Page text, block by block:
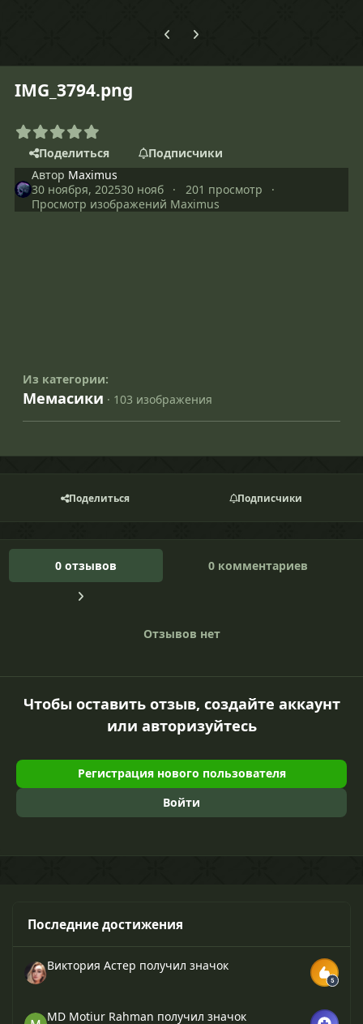
Предыдущий слайд карусели
Следующий слайд карусели
IMG_3794.png
Поделиться
Подписчики
Автор Maximus
30 ноября, 202530 нояб
201 просмотр
Просмотр изображений Maximus
Из категории:
Мемасики · 103 изображения
Поделиться Подписчики
0 отзывов 0 комментариев
Отзывов нет
Чтобы оставить отзыв, создайте аккаунт
или авторизуйтесь
Регистрация нового пользователя
Войти
Последние достижения
Виктория Астер получил значок
MD Motiur Rahman получил значок